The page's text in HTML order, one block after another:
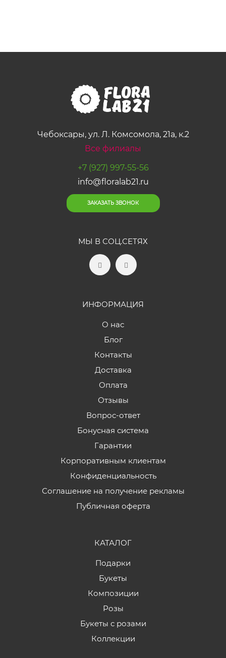
Чебоксары, ул. Л. Комсомола, 21а, к.2
Все филиалы
+7 (927) 997-55-56
info@floralab21.ru
ЗАКАЗАТЬ ЗВОНОК
МЫ В СОЦ.СЕТЯХ
ИНФОРМАЦИЯ
О нас
Блог
Контакты
Доставка
Оплата
Отзывы
Вопрос-ответ
Бонусная система
Гарантии
Корпоративным клиентам
Конфиденциальность
Соглашение на получение рекламы
Публичная оферта
КАТАЛОГ
Подарки
Букеты
Композиции
Розы
Букеты с розами
Коллекции